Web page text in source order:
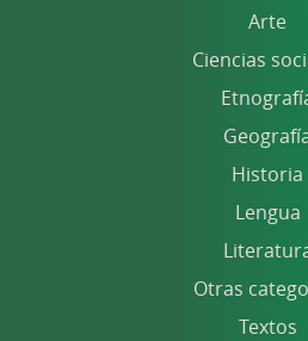
Arte
Ciencias
Historia
Lengua
Otras
Textos